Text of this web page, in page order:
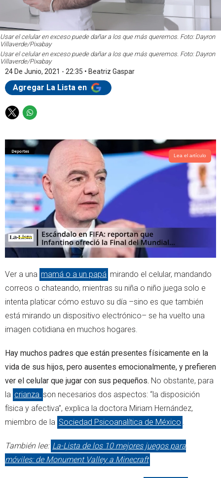
Usar el celular en exceso puede dañar a los que más queremos. Foto: Dayron
Villaverde/Pixabay
Usar el celular en exceso puede dañar a los que más queremos. Foto: Dayron
Villaverde/Pixabay
24 De Junio, 2021 - 22:35 • Beatriz Gaspar
Agregar La Lista en
T
i
t
t
e
r
W
a
t
s
a
p
p
Lea el artículo
Ver a una mamá o a un papá mirando el celular, mandando
correos o chateando, mientras su niña o niño juega solo e
intenta platicar cómo estuvo su día –sino es que también
está mirando un dispositivo electrónico– se ha vuelto una
imagen cotidiana en muchos hogares.
Hay muchos padres que están presentes físicamente en la
vida de sus hijos, pero ausentes emocionalmente, y prefieren
ver el celular que jugar con sus pequeños. No obstante, para
la crianza son necesarios dos aspectos: “la disposición
física y afectiva”, explica la doctora Miriam Hernández,
miembro de la Sociedad Psicoanalítica de México .
También lee: La-Lista de los 10 mejores juegos para
móviles: de Monument Valley a Minecraft